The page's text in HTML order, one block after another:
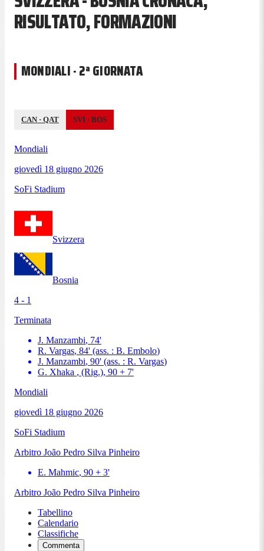
RISULTATO, FORMAZIONI
MONDIALI · 2ª GIORNATA
CAN · QAT SVI · BOS
Mondiali
giovedì 18 giugno 2026
SoFi Stadium
Svizzera
Bosnia
4 - 1
Terminata
J. Manzambi, 74'
R. Vargas, 84' (ass. : B. Embolo)
J. Manzambi, 90' (ass. : R. Vargas)
G. Xhaka , (Rig.), 90 + 7'
Mondiali
giovedì 18 giugno 2026
SoFi Stadium
Arbitro João Pedro Silva Pinheiro
E. Mahmic, 90 + 3'
Arbitro João Pedro Silva Pinheiro
Tabellino
Calendario
Classifiche
Commenta